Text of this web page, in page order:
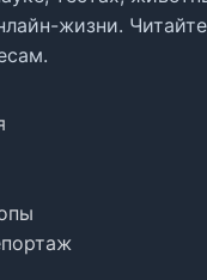
жизни.